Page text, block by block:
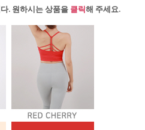
. 원하시는 상품을 클릭해 주세요.